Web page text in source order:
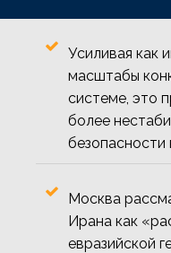
Усиливая как
масштабы
системе, это
более
безопасности
Москва
Ирана как
евразийской